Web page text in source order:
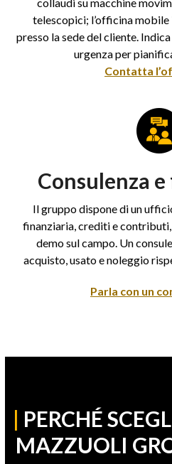
telescopici; l’officina
presso la sede del cliente.
urgenza per
Contatta
Consulenza
Il gruppo dispone di un
finanziaria, crediti e
demo sul campo. Un
acquisto, usato e noleggio
Parla con un
| PERCHÉ
MAZZUOLI